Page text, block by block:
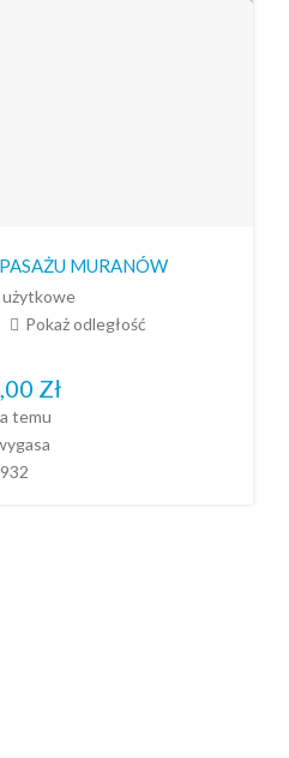
MURANÓW
użytkowe
Pokaż odległość
Zł
temu